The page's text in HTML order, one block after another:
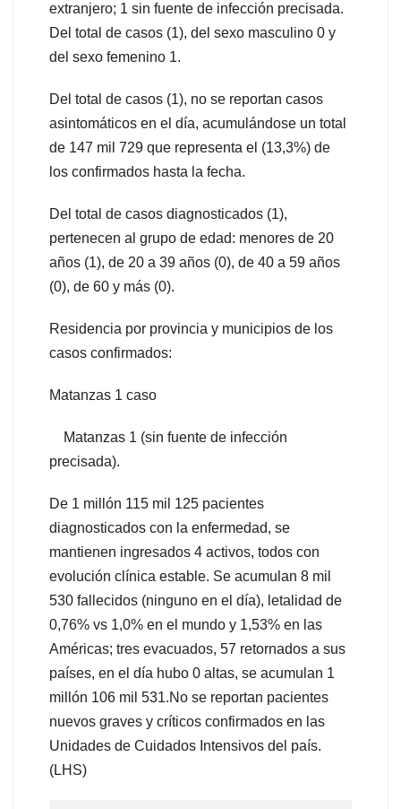
extranjero; 1 sin fuente de infección precisada.
Del total de casos (1), del sexo masculino 0 y
del sexo femenino 1.
Del total de casos (1), no se reportan casos
asintomáticos en el día, acumulándose un total
de 147 mil 729 que representa el (13,3%) de
los confirmados hasta la fecha.
Del total de casos diagnosticados (1),
pertenecen al grupo de edad: menores de 20
años (1), de 20 a 39 años (0), de 40 a 59 años
(0), de 60 y más (0).
Residencia por provincia y municipios de los
casos confirmados:
Matanzas 1 caso
Matanzas 1 (sin fuente de infección
precisada).
De 1 millón 115 mil 125 pacientes
diagnosticados con la enfermedad, se
mantienen ingresados 4 activos, todos con
evolución clínica estable. Se acumulan 8 mil
530 fallecidos (ninguno en el día), letalidad de
0,76% vs 1,0% en el mundo y 1,53% en las
Américas; tres evacuados, 57 retornados a sus
países, en el día hubo 0 altas, se acumulan 1
millón 106 mil 531.No se reportan pacientes
nuevos graves y críticos confirmados en las
Unidades de Cuidados Intensivos del país.
(LHS)